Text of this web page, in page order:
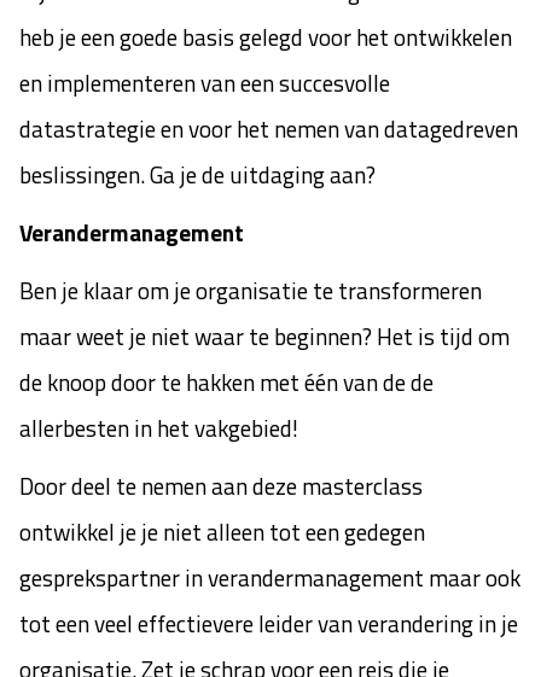
heb je een goede basis gelegd voor het ontwikkelen
en implementeren van een succesvolle
datastrategie en voor het nemen van datagedreven
beslissingen. Ga je de uitdaging aan?
Verandermanagement
Ben je klaar om je organisatie te transformeren
maar weet je niet waar te beginnen? Het is tijd om
de knoop door te hakken met één van de de
allerbesten in het vakgebied!
Door deel te nemen aan deze masterclass
ontwikkel je je niet alleen tot een gedegen
gesprekspartner in verandermanagement maar ook
tot een veel effectievere leider van verandering in je
organisatie. Zet je schrap voor een reis die je